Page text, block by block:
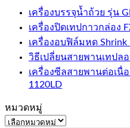
เครื่องบรรจุน้ำถ้วย รุ่น
เครื่องปิดเทปกาวกล่อง
เครื่องอบฟิล์มหด Shrink
วิธีเปลี่ยนสายพานเทปล
เครื่องซีลสายพานต่อเนื่
1120LD
หมวดหมู่
หมวด